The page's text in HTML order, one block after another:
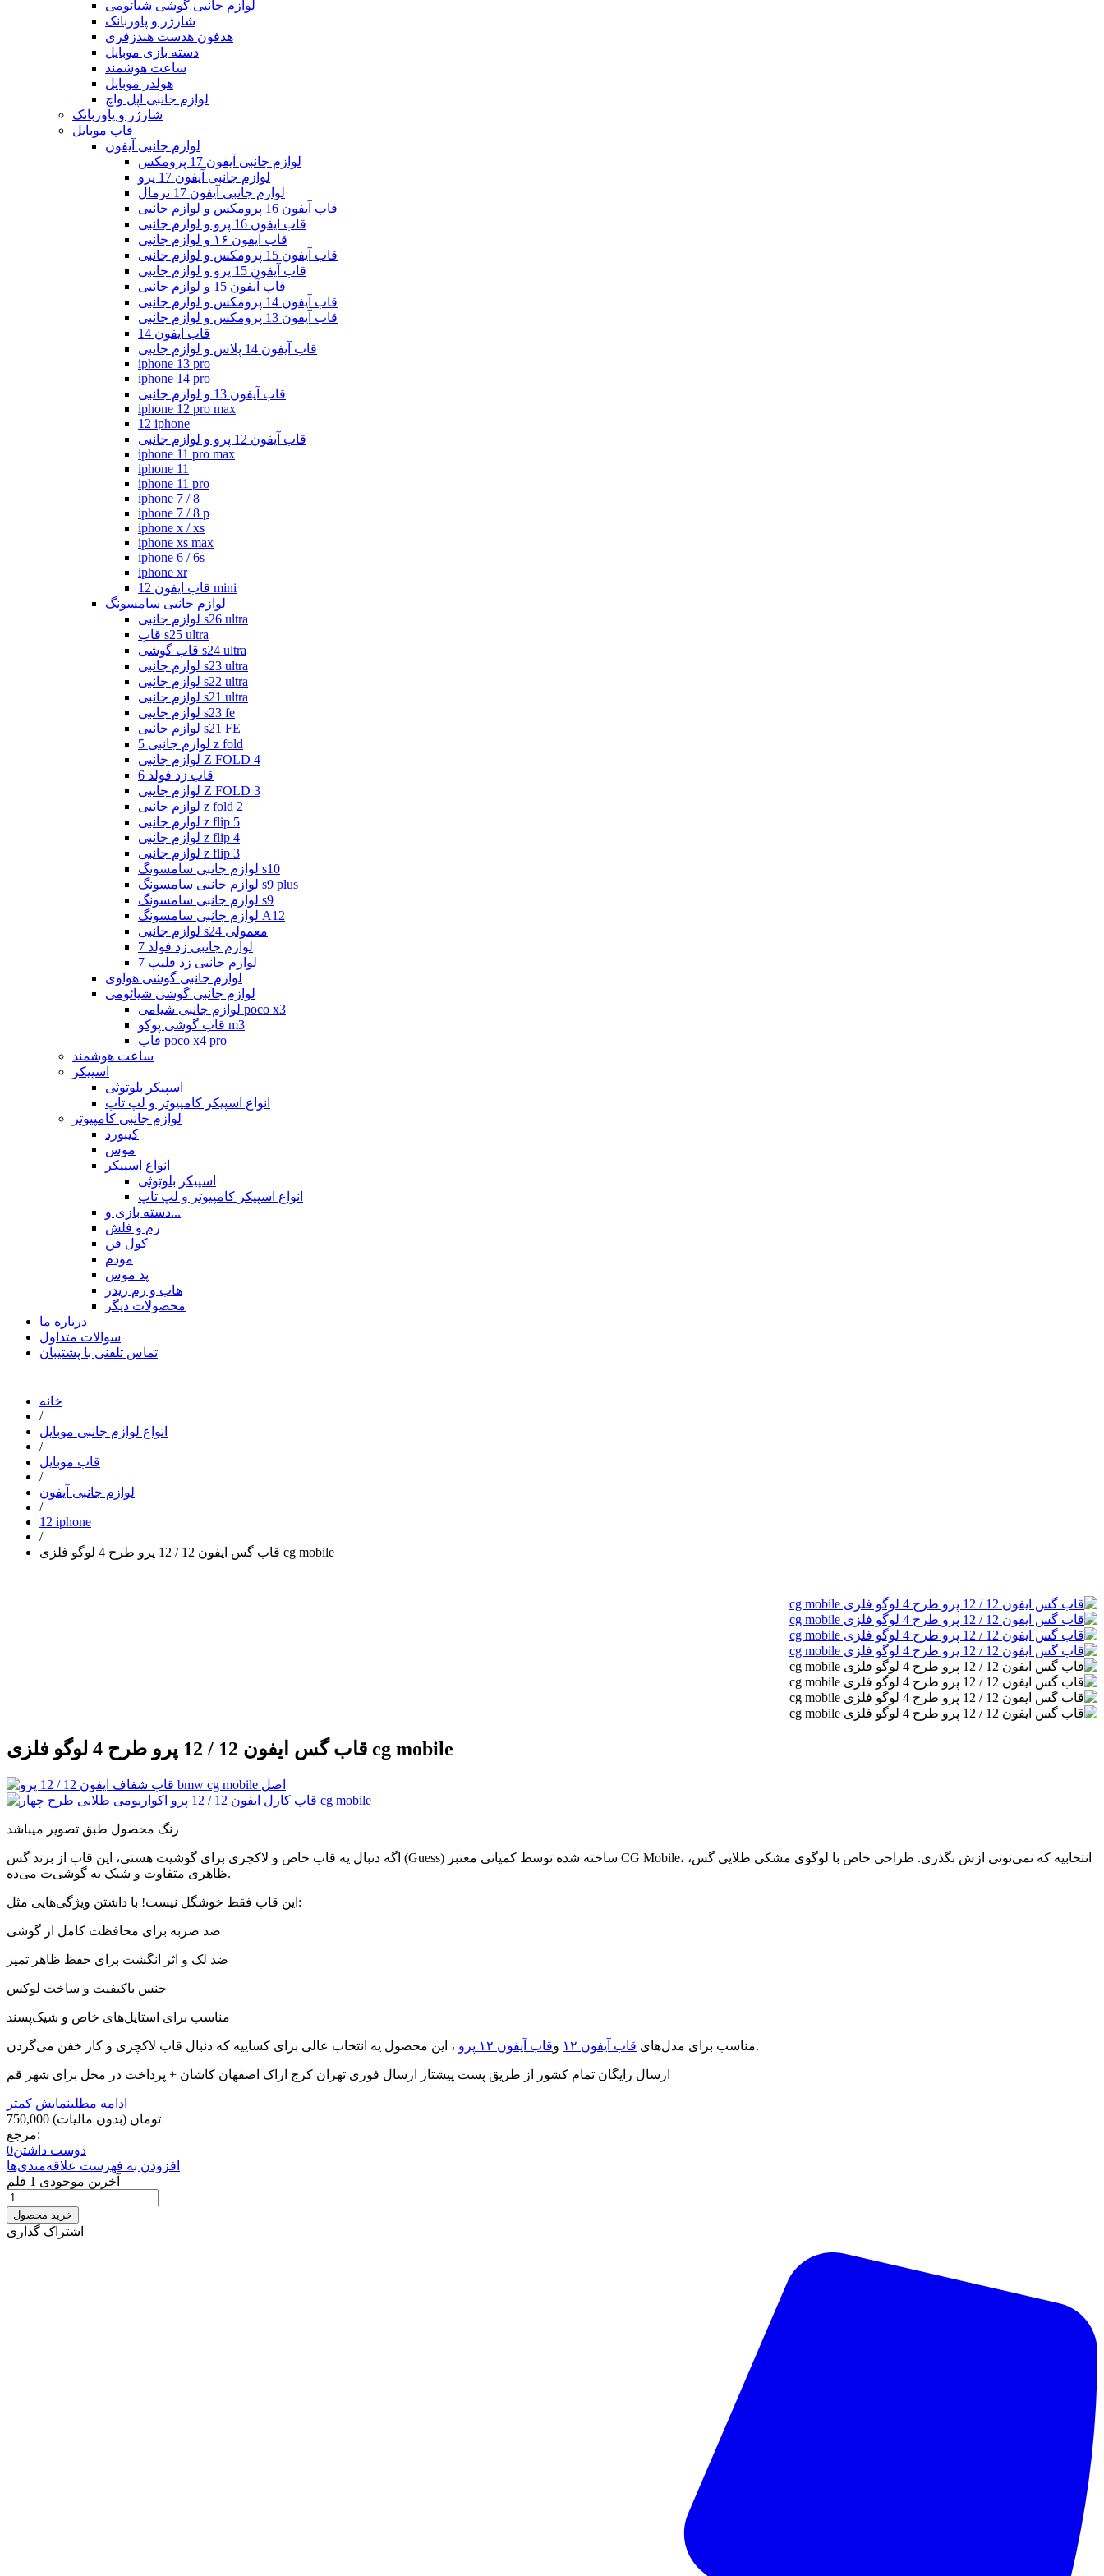
لوازم جانبی گوشی شیائومی
شارژر و پاوربانک
هدفون هدست هندزفری
دسته بازی موبایل
ساعت هوشمند
هولدر موبایل
لوازم جانبی اپل واچ
شارژر و پاوربانک
قاب موبایل
لوازم جانبی آیفون
لوازم جانبی آیفون 17 پرومکس
لوازم جانبی آیفون 17 پرو
لوازم جانبی آیفون 17 نرمال
قاب آیفون 16 پرومکس و لوازم جانبی
قاب ایفون 16 پرو و لوازم جانبی
قاب آیفون ۱۶ و لوازم جانبی
قاب آیفون 15 پرومکس و لوازم جانبی
قاب آیفون 15 پرو و لوازم جانبی
قاب آیفون 15 و لوازم جانبی
قاب آیفون 14 پرومکس و لوازم جانبی
قاب آیفون 13 پرومکس و لوازم جانبی
قاب ایفون 14
قاب آیفون 14 پلاس و لوازم جانبی
iphone 13 pro
iphone 14 pro
قاب آیفون 13 و لوازم جانبی
iphone 12 pro max
12 iphone
قاب آیفون 12 پرو و لوازم جانبی
iphone 11 pro max
iphone 11
iphone 11 pro
iphone 7 / 8
iphone 7 / 8 p
iphone x / xs
iphone xs max
iphone 6 / 6s
iphone xr
قاب ایفون 12 mini
لوازم جانبی سامسونگ
لوازم جانبی s26 ultra
قاب s25 ultra
قاب گوشی s24 ultra
لوازم جانبی s23 ultra
لوازم جانبی s22 ultra
لوازم جانبی s21 ultra
لوازم جانبی s23 fe
لوازم جانبی s21 FE
لوازم جانبی 5 z fold
لوازم جانبی Z FOLD 4
قاب زد فولد 6
لوازم جانبی Z FOLD 3
لوازم جانبی z fold 2
لوازم جانبی z flip 5
لوازم جانبی z flip 4
لوازم جانبی z flip 3
لوازم جانبی سامسونگ s10
لوازم جانبی سامسونگ s9 plus
لوازم جانبی سامسونگ s9
لوازم جانبی سامسونگ A12
لوازم جانبی s24 معمولی
لوازم جانبی زد فولد 7
لوازم جانبی زد فلیپ 7
لوازم جانبی گوشی هواوی
لوازم جانبی گوشی شیائومی
لوازم جانبی شیامی poco x3
قاب گوشی پوکو m3
قاب poco x4 pro
ساعت هوشمند
اسپیکر
اسپیکر بلوتوثی
انواع اسپیکر کامپیوتر و لپ تاپ
لوازم جانبی کامپیوتر
کیبورد
موس
انواع اسپیکر
اسپیکر بلوتوثی
انواع اسپیکر کامپیوتر و لپ تاپ
دسته بازی و...
رم و فلش
کول فن
مودم
پد موس
هاب و رم ریدر
محصولات دیگر
درباره ما
سوالات متداول
تماس تلفنی با پشتیبان
خانه
/
انواع لوازم جانبی موبایل
/
قاب موبایل
/
لوازم جانبی آیفون
/
12 iphone
/
قاب گس ایفون 12 / 12 پرو طرح 4 لوگو فلزی cg mobile
قاب گس ایفون 12 / 12 پرو طرح 4 لوگو فلزی cg mobile
رنگ محصول طبق تصویر میباشد
اگه دنبال یه قاب خاص و لاکچری برای گوشیت هستی، این قاب از برند گس (Guess) ساخته شده توسط کمپانی معتبر CG Mobile، انتخابیه که نمی‌تونی ازش بگذری. طراحی خاص با لوگوی مشکی طلایی گس،
ظاهری متفاوت و شیک به گوشی‌ت می‌ده.
این قاب فقط خوشگل نیست! با داشتن ویژگی‌هایی مثل:
ضد ضربه برای محافظت کامل از گوشی
ضد لک و اثر انگشت برای حفظ ظاهر تمیز
جنس باکیفیت و ساخت لوکس
مناسب برای استایل‌های خاص و شیک‌پسند
مناسب برای مدل‌های قاب آیفون ۱۲ وقاب آیفون ۱۲ پرو ، این محصول یه انتخاب عالی برای کساییه که دنبال قاب لاکچری و کار خفن می‌گردن.
ارسال رایگان تمام کشور از طریق پست پیشتاز ارسال فوری تهران کرج اراک اصفهان کاشان + پرداخت در محل برای شهر قم
ادامه مطلبنمایش کمتر
750,000 تومان (بدون مالیات)
مرجع:
دوست داشتن0
افزودن به فهرست علاقه‌مندی‌ها
آخرین موجودی 1 قلم
خرید محصول
اشتراک گذاری